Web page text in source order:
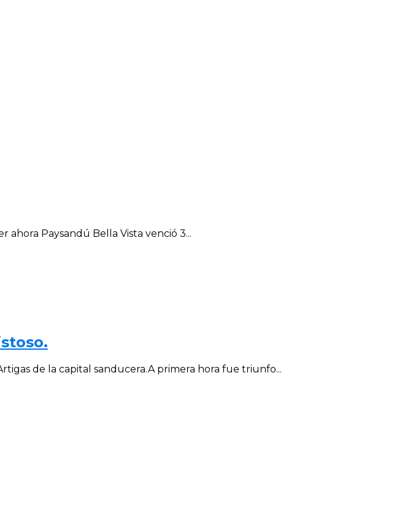
ahora Paysandú Bella Vista venció 3...
de la capital sanducera.A primera hora fue triunfo...